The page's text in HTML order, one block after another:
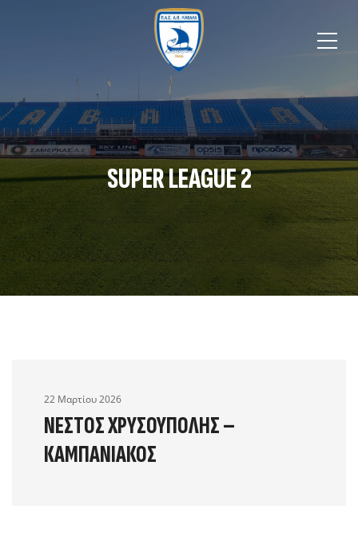
SUPER LEAGUE 2
22 Μαρτίου 2026
ΝΈΣΤΟΣ ΧΡΥΣΟΎΠΟΛΗΣ –
ΚΑΜΠΑΝΙΑΚΌΣ